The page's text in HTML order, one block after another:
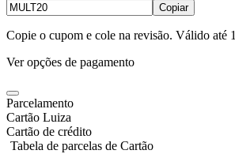
Copiar
Copie o cupom e cole na revisão. Válido até
Ver opções de pagamento
Parcelamento
Cartão Luiza
Cartão de crédito
Tabela de parcelas de Cartão